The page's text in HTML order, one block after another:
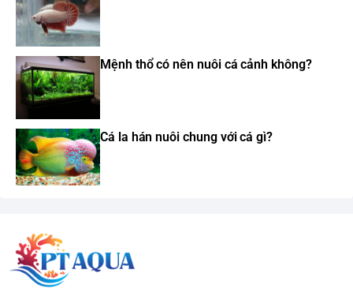
Mệnh thổ có nên nuôi cá cảnh không?
Cá la hán nuôi chung với cá gì?